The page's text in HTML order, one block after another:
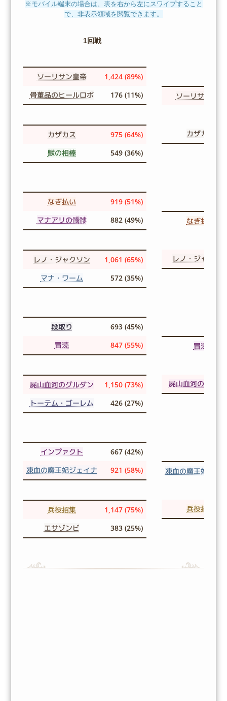
※モバイル端末の場合は、表を右から左にスワイプすること
で、非表示領域を閲覧できます。
1回戦
ソーリサン皇帝
1,424 (89%)
骨董品のヒールロボ
176 (11%) ソーリサン皇帝
カザカス 975 (64%)
カザカス
獣の相棒
549 (36%)
なぎ払い
919 (51%)
マナアリの髑髏
882 (49%) なぎ払い
レノ・ジャクソン 1,061 (65%)
レノ・ジャクソ
マナ・ワーム
572 (35%)
段取り
693 (45%)
冒涜
847 (55%) 冒涜
屍山血河のグルダン 1,150 (73%)
屍山血河のグル
トーテム・ゴーレム
426 (27%)
インプァクト
667 (42%)
凍血の魔王妃ジェイナ
921 (58%) 凍血の魔王妃ジェ
兵役招集 1,147 (75%)
兵役招集
エサゾンビ
383 (25%)